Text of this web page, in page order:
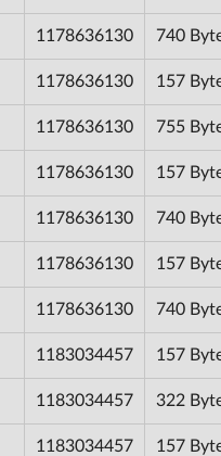
1178636130 740
1178636130 157
1178636130 755
1178636130 157
1178636130 740
1178636130 157
1178636130 740
1183034457 157
1183034457 322
1183034457 157